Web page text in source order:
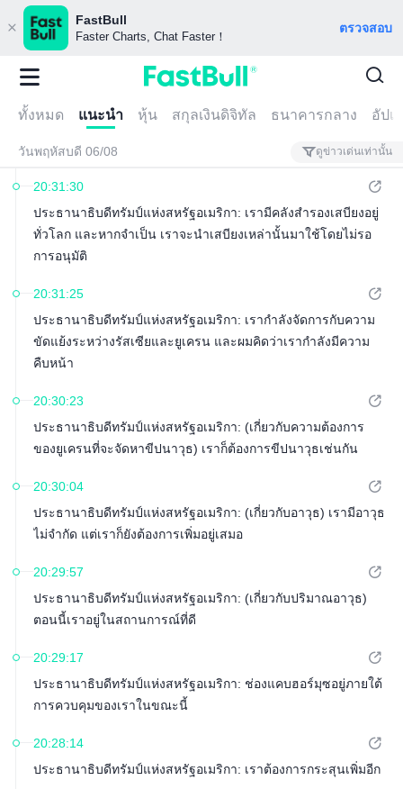
FastBull
Faster Charts, Chat Faster！
ตรวจสอบ
ทั้งหมด แนะนำ หุ้น สกุลเงินดิจิทัล ธนาคารกลาง อัปเ
วันพฤหัสบดี 06/08 ดูข่าวเด่นเท่านั้น
20:31:30
ประธานาธิบดีทรัมป์แห่งสหรัฐอเมริกา: เรามีคลังสำรองเสบียงอยู่
ทั่วโลก และหากจำเป็น เราจะนำเสบียงเหล่านั้นมาใช้โดยไม่รอ
การอนุมัติ
20:31:25
ประธานาธิบดีทรัมป์แห่งสหรัฐอเมริกา: เรากำลังจัดการกับความ
ขัดแย้งระหว่างรัสเซียและยูเครน และผมคิดว่าเรากำลังมีความ
คืบหน้า
20:30:23
ประธานาธิบดีทรัมป์แห่งสหรัฐอเมริกา: (เกี่ยวกับความต้องการ
ของยูเครนที่จะจัดหาขีปนาวุธ) เราก็ต้องการขีปนาวุธเช่นกัน
20:30:04
ประธานาธิบดีทรัมป์แห่งสหรัฐอเมริกา: (เกี่ยวกับอาวุธ) เรามีอาวุธ
ไม่จำกัด แต่เราก็ยังต้องการเพิ่มอยู่เสมอ
20:29:57
ประธานาธิบดีทรัมป์แห่งสหรัฐอเมริกา: (เกี่ยวกับปริมาณอาวุธ)
ตอนนี้เราอยู่ในสถานการณ์ที่ดี
20:29:17
ประธานาธิบดีทรัมป์แห่งสหรัฐอเมริกา: ช่องแคบฮอร์มุซอยู่ภายใต้
การควบคุมของเราในขณะนี้
20:28:14
ประธานาธิบดีทรัมป์แห่งสหรัฐอเมริกา: เราต้องการกระสุนเพิ่มอีก